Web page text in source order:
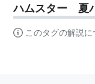
ハムスター 夏
このタグの解説に